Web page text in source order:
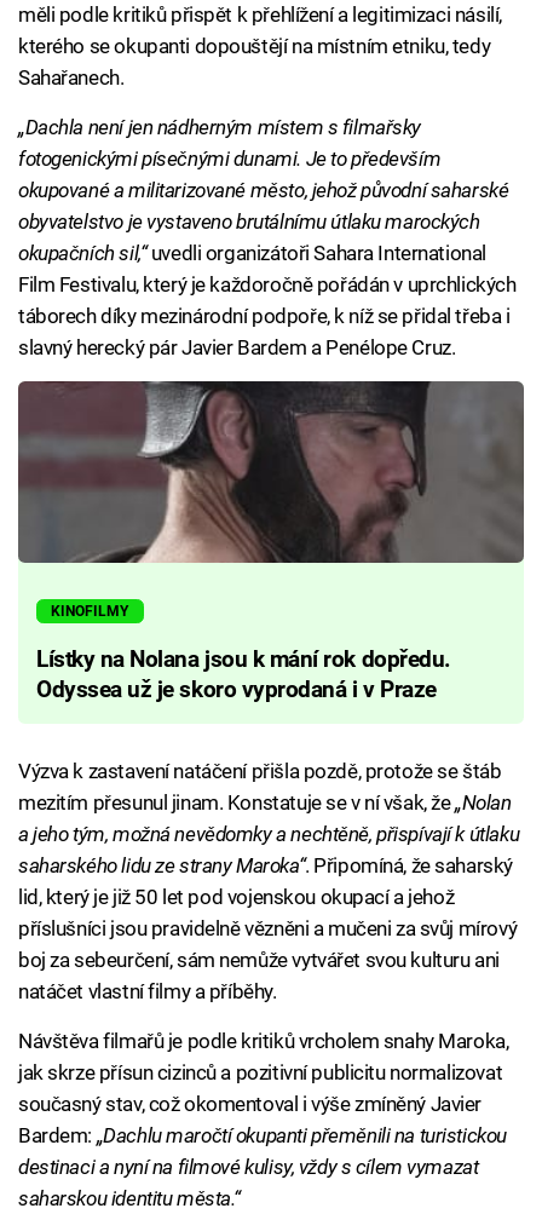
měli podle kritiků přispět k přehlížení a legitimizaci násilí,
kterého se okupanti dopouštějí na místním etniku, tedy
Sahařanech.
„Dachla není jen nádherným místem s filmařsky
fotogenickými písečnými dunami. Je to především
okupované a militarizované město, jehož původní saharské
obyvatelstvo je vystaveno brutálnímu útlaku marockých
okupačních sil,“uvedli organizátoři Sahara International
Film Festivalu, který je každoročně pořádán v uprchlických
táborech díky mezinárodní podpoře, k níž se přidal třeba i
slavný herecký pár Javier Bardem a Penélope Cruz.
KINOFILMY
Lístky na Nolana jsou k mání rok dopředu.
Odyssea už je skoro vyprodaná i v Praze
Výzva k zastavení natáčení přišla pozdě, protože se štáb
mezitím přesunul jinam. Konstatuje se v ní však, že„Nolan
a jeho tým, možná nevědomky a nechtěně, přispívají k útlaku
saharského lidu ze strany Maroka“. Připomíná, že saharský
lid, který je již 50 let pod vojenskou okupací a jehož
příslušníci jsou pravidelně vězněni a mučeni za svůj mírový
boj za sebeurčení, sám nemůže vytvářet svou kulturu ani
natáčet vlastní filmy a příběhy.
Návštěva filmařů je podle kritiků vrcholem snahy Maroka,
jak skrze přísun cizinců a pozitivní publicitu normalizovat
současný stav, což okomentoval i výše zmíněný Javier
Bardem: „Dachlu maročtí okupanti přeměnili na turistickou
destinaci a nyní na filmové kulisy, vždy s cílem vymazat
saharskou identitu města.“